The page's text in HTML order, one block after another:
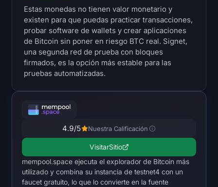
Reservas de Bitcoin
Tesorerías de Ethereum
Tesorerías de Solana
Liquidations
Todas las Liquidations
Mapa de calor de BTC
Mapa de calor de ETH
Estas monedas no tienen valor monetario y
existen para que puedas practicar transacciones,
probar software de wallets y crear aplicaciones
de Bitcoin sin poner en riesgo BTC real. Signet,
una segunda red de prueba con bloques
firmados, es la opción más estable para las
pruebas automatizadas.
4.9/5 Nuestra Calificación
VisitarSitio
mempool.space ejecuta el explorador de Bitcoin más
utilizado y combina su instancia de testnet4 con un
faucet gratuito, lo que lo convierte en la fuente